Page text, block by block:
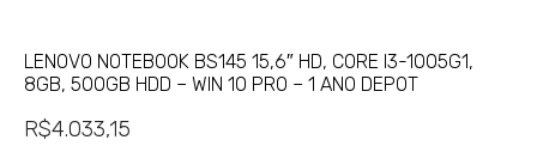
LENOVO NOTEBOOK BS145 15,6″ HD, CORE I3-1005G1,
8GB, 500GB HDD – WIN 10 PRO – 1 ANO DEPOT
R$4.033,15